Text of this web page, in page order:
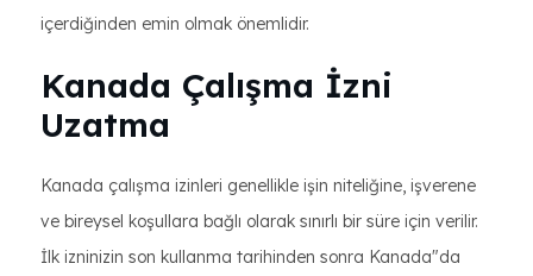
içerdiğinden emin olmak önemlidir.
Kanada Çalışma İzni
Uzatma
Kanada çalışma izinleri genellikle işin niteliğine, işverene
ve bireysel koşullara bağlı olarak sınırlı bir süre için verilir.
İlk izninizin son kullanma tarihinden sonra Kanada"da